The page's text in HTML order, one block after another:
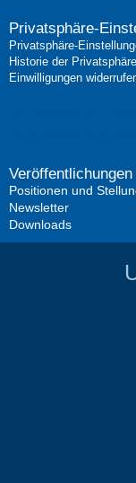
Privatsphäre-
Privatsphäre-
Historie der
Einwilligungen
Veröffentlichungen
Positionen und
Newsletter
Downloads